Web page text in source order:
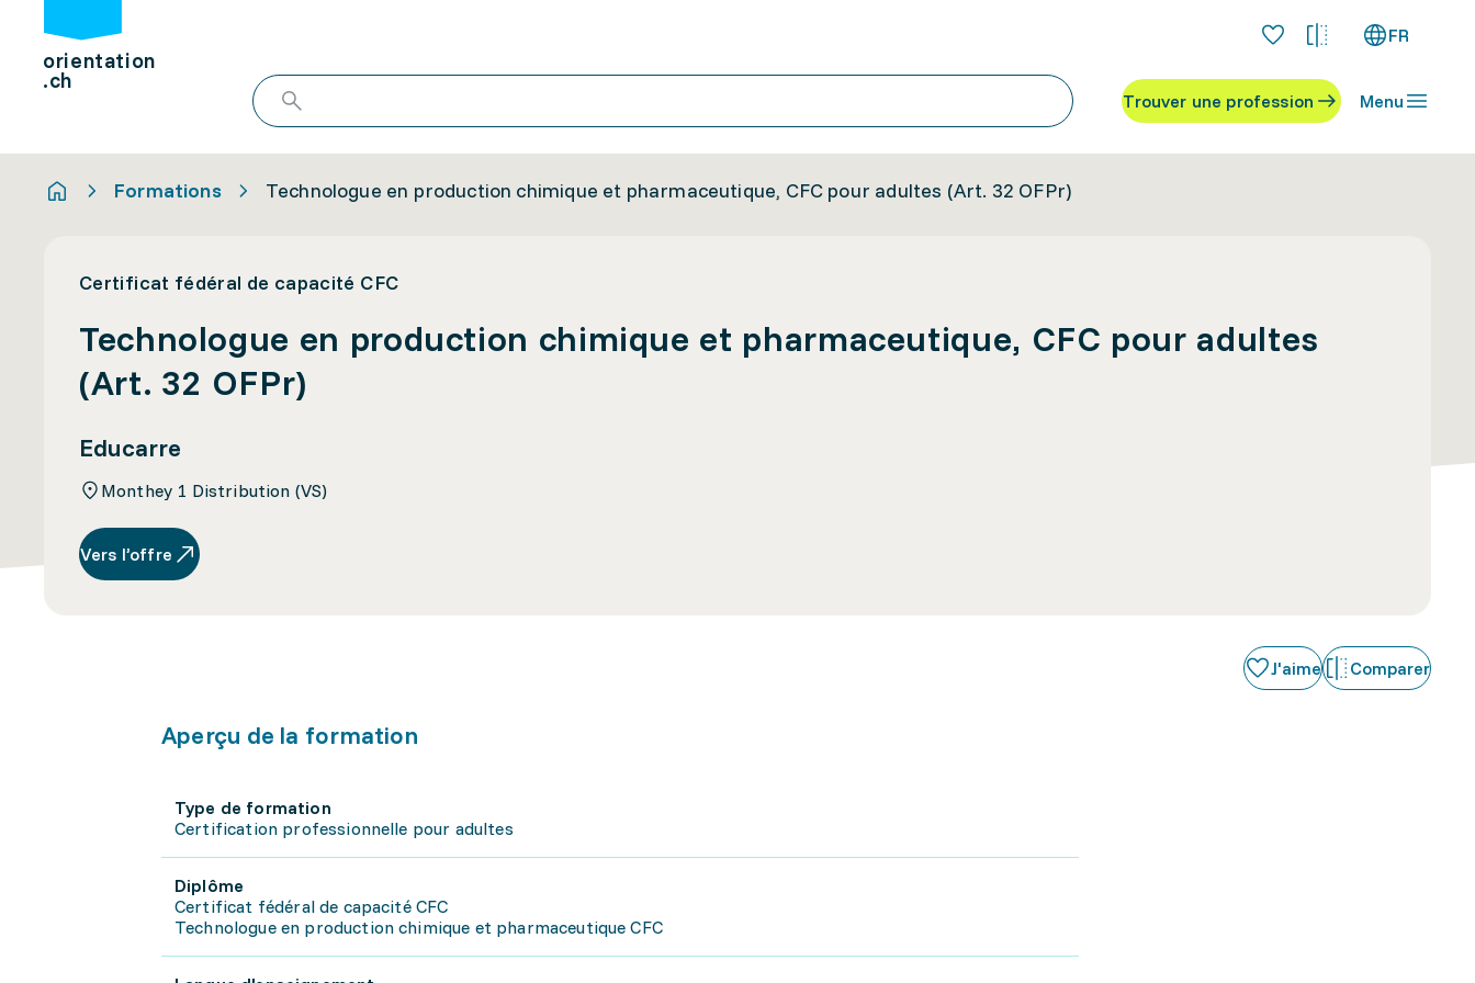
orientation
.ch
FR
Trouver une profession Menu
Formations Technologue en production chimique et pharmaceutique, CFC pour adultes (Art. 32 OFPr)
Certificat fédéral de capacité CFC
Technologue en production chimique et pharmaceutique, CFC pour adultes
(Art. 32 OFPr)
Educarre
Monthey 1 Distribution (VS)
Vers l’offre
J'aime Comparer
Aperçu de la formation
Type de formation
Certification professionnelle pour adultes
Diplôme
Certificat fédéral de capacité CFC
Technologue en production chimique et pharmaceutique CFC